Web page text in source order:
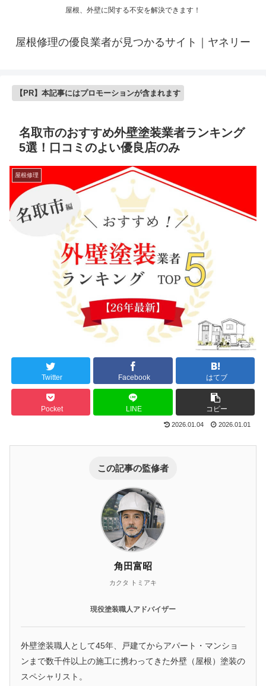
屋根、外壁に関する不安を解決できます！
屋根修理の優良業者が見つかるサイト｜ヤネリー
【PR】本記事にはプロモーションが含まれます
名取市のおすすめ外壁塗装業者ランキング
5選！口コミのよい優良店のみ
屋根修理
Twitter Facebook はてブ
Pocket LINE コピー
2026.01.04 2026.01.01
この記事の監修者
角田富昭
カクタ トミアキ
現役塗装職人アドバイザー
外壁塗装職人として45年、戸建てからアパート・マンショ
ンまで数千件以上の施工に携わってきた外壁（屋根）塗装の
スペシャリスト。